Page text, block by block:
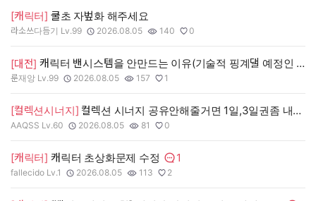
[캐릭터] 쿨초 자벞화 해주세요
작성자:
라소쓰다듬기 Lv.99
작성일:
2026.08.05
조회수:
140
추천수:
0
[대전] 캐릭터 밴시스템을 안만드는 이유(기술적 핑계댈 예정인 이유)
작성자:
룬재앙 Lv.99
작성일:
2026.08.05
조회수:
157
추천수:
1
[컬렉션시너지] 컬렉션 시너지 공유안해줄거면 1일,3일권좀 내주세요
작성자:
AAQSS Lv.60
작성일:
2026.08.05
조회수:
81
추천수:
0
[캐릭터] 캐릭터 초상화문제 수정 댓글수:
1
fallecido Lv.1 2026.08.05 113 2